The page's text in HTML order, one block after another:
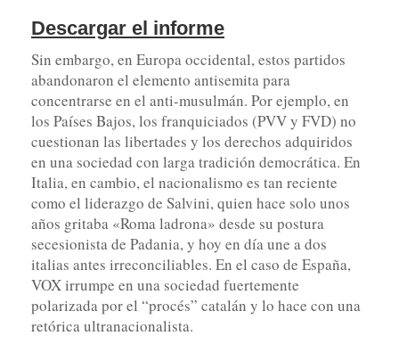
Descargar el informe
Sin embargo, en Europa occidental, estos partidos
abandonaron el elemento antisemita para
concentrarse en el anti-musulmán. Por ejemplo, en
los Países Bajos, los franquiciados (PVV y FVD) no
cuestionan las libertades y los derechos adquiridos
en una sociedad con larga tradición democrática. En
Italia, en cambio, el nacionalismo es tan reciente
como el liderazgo de Salvini, quien hace solo unos
años gritaba «Roma ladrona» desde su postura
secesionista de Padania, y hoy en día une a dos
italias antes irreconciliables. En el caso de España,
VOX irrumpe en una sociedad fuertemente
polarizada por el “procés” catalán y lo hace con una
retórica ultranacionalista.